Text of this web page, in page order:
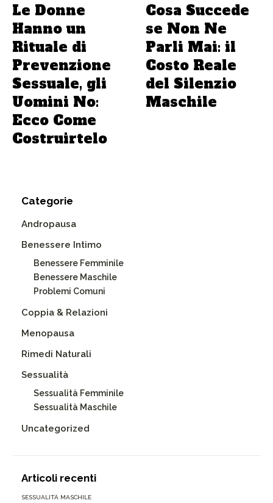
Le Donne
Hanno un
Rituale di
Prevenzione
Sessuale, gli
Uomini No:
Ecco Come
Costruirtelo
Cosa Succede
se Non Ne
Parli Mai: il
Costo Reale
del Silenzio
Maschile
Categorie
Andropausa
Benessere Intimo
Benessere Femminile
Benessere Maschile
Problemi Comuni
Coppia & Relazioni
Menopausa
Rimedi Naturali
Sessualità
Sessualità Femminile
Sessualità Maschile
Uncategorized
Articoli recenti
SESSUALITÀ MASCHILE